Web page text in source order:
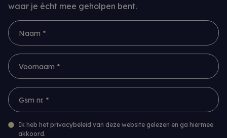
waar je écht mee geholpen bent.
Naam *
Voornaam *
Gsm nr. *
Ik heb het privacybeleid van deze website gelezen en ga hiermee
akkoord.